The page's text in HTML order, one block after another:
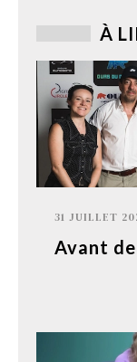
À
31 JUILLET
Avant